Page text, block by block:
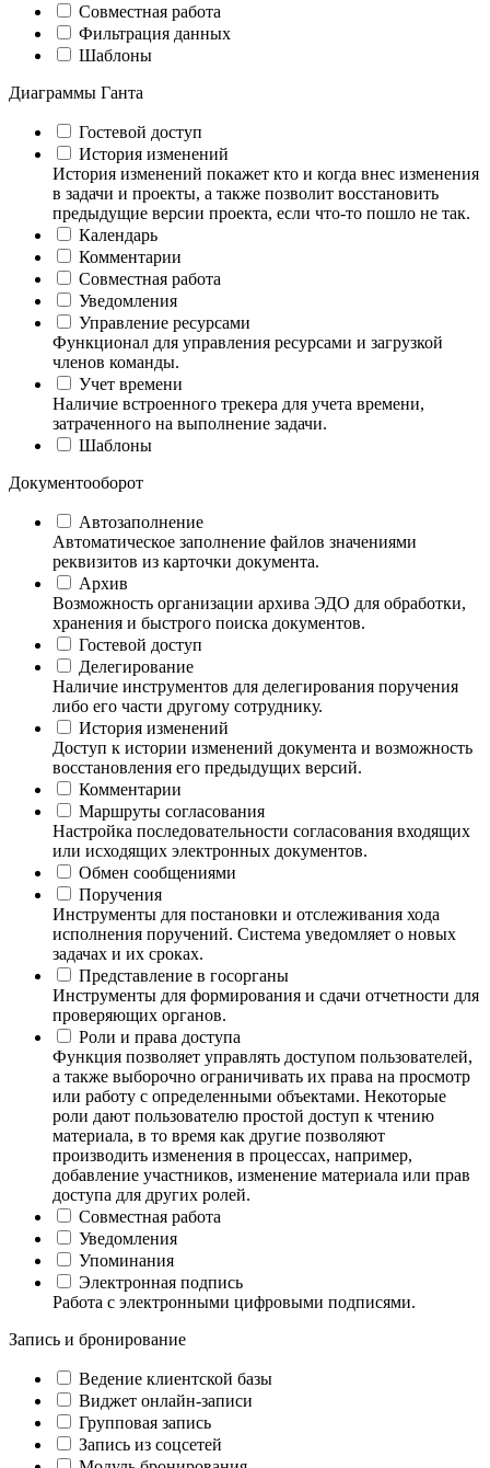
Совместная работа
Фильтрация данных
Шаблоны
Диаграммы Ганта
Гостевой доступ
История изменений
История изменений покажет кто и когда внес изменения
в задачи и проекты, а также позволит восстановить
предыдущие версии проекта, если что-то пошло не так.
Календарь
Комментарии
Совместная работа
Уведомления
Управление ресурсами
Функционал для управления ресурсами и загрузкой
членов команды.
Учет времени
Наличие встроенного трекера для учета времени,
затраченного на выполнение задачи.
Шаблоны
Документооборот
Автозаполнение
Автоматическое заполнение файлов значениями
реквизитов из карточки документа.
Архив
Возможность организации архива ЭДО для обработки,
хранения и быстрого поиска документов.
Гостевой доступ
Делегирование
Наличие инструментов для делегирования поручения
либо его части другому сотруднику.
История изменений
Доступ к истории изменений документа и возможность
восстановления его предыдущих версий.
Комментарии
Маршруты согласования
Настройка последовательности согласования входящих
или исходящих электронных документов.
Обмен сообщениями
Поручения
Инструменты для постановки и отслеживания хода
исполнения поручений. Система уведомляет о новых
задачах и их сроках.
Представление в госорганы
Инструменты для формирования и сдачи отчетности для
проверяющих органов.
Роли и права доступа
Функция позволяет управлять доступом пользователей,
а также выборочно ограничивать их права на просмотр
или работу с определенными объектами. Некоторые
роли дают пользователю простой доступ к чтению
материала, в то время как другие позволяют
производить изменения в процессах, например,
добавление участников, изменение материала или прав
доступа для других ролей.
Совместная работа
Уведомления
Упоминания
Электронная подпись
Работа с электронными цифровыми подписями.
Запись и бронирование
Ведение клиентской базы
Виджет онлайн-записи
Групповая запись
Запись из соцсетей